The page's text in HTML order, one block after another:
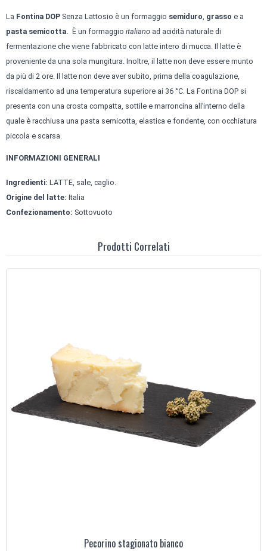
La Fontina DOP Senza Lattosio è un formaggio semiduro grasso e a
pasta semicotta. È un formaggio italiano ad acidità naturale di
fermentazione che viene fabbricato con latte intero di mucca. Il latte è
proveniente da una sola mungitura. Inoltre, il latte non deve essere munto
da più di 2 ore. Il latte non deve aver subito, prima della coagulazione,
riscaldamento ad una temperatura superiore ai 36 °C. La Fontina DOP si
presenta con una crosta compatta, sottile e marroncina all’interno della
quale è racchiusa una pasta semicotta, elastica e fondente, con occhiatura
piccola e scarsa.
INFORMAZIONI GENERALI
Ingredienti: LATTE, sale, caglio.
Origine del latte: Italia
Confezionamento: Sottovuoto
Prodotti Correlati
Pecorino stagionato bianco